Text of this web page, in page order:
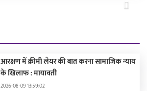
Next
आरक्षण में क्रीमी लेयर की बात करना सामाजिक न्याय
के खिलाफ : मायावती
2026-08-09 13:59:02